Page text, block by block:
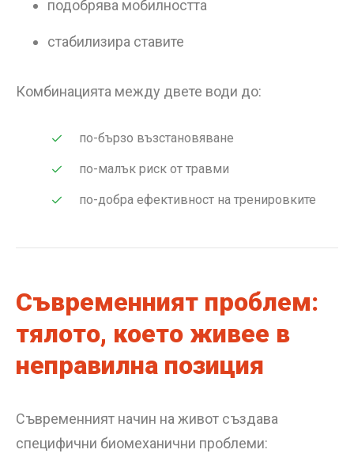
подобрява мобилността
стабилизира ставите
Комбинацията между двете води до:
по-бързо възстановяване
по-малък риск от травми
по-добра ефективност на тренировките
Съвременният проблем:
тялото, което живее в
неправилна позиция
Съвременният начин на живот създава
специфични биомеханични проблеми: